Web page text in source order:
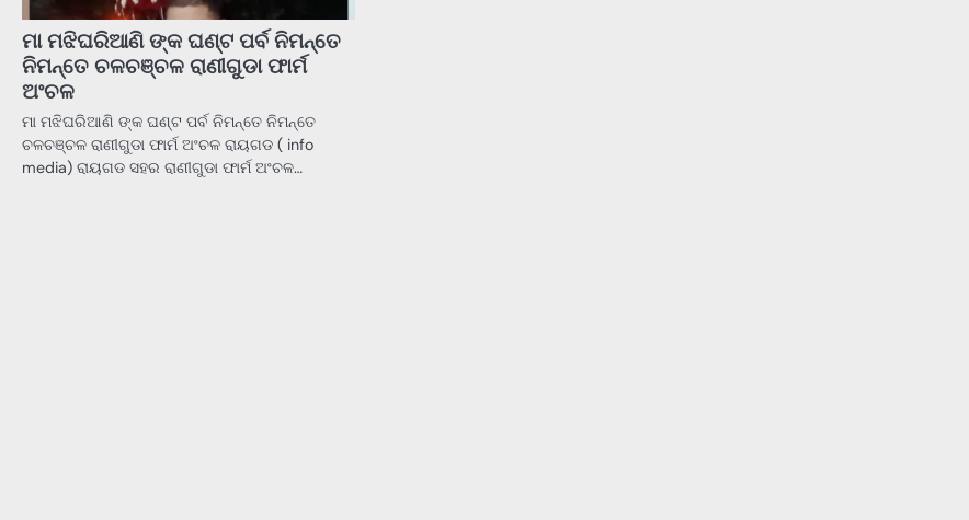
ମା ମଝିଘରିଆଣି ଙ୍କ ଘଣ୍ଟ ପର୍ବ ନିମନ୍ତେ
ନିମନ୍ତେ ଚଳଚଞ୍ଚଳ ରାଣୀଗୁଡା ଫାର୍ମ
ଅଂଚଳ
ମା ମଝିଘରିଆଣି ଙ୍କ ଘଣ୍ଟ ପର୍ବ ନିମନ୍ତେ ନିମନ୍ତେ
ଚଳଚଞ୍ଚଳ ରାଣୀଗୁଡା ଫାର୍ମ ଅଂଚଳ ରାୟଗଡ ( info
media) ରାୟଗଡ ସହର ରାଣୀଗୁଡା ଫାର୍ମ ଅଂଚଳ…